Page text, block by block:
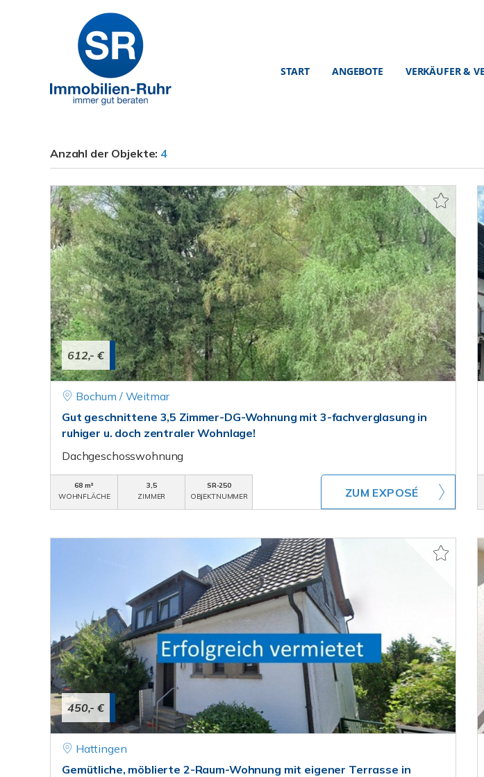
START ANGEBOTE VERKÄUFER &
Anzahl der Objekte: 4
612,- €
Bochum / Weitmar
Gut geschnittene 3,5 Zimmer-DG-Wohnung mit 3-fachverglasung in
ruhiger u. doch zentraler Wohnlage!
Dachgeschosswohnung
68 m²
WOHNFLÄCHE
3,5
ZIMMER
SR-250
OBJEKTNUMMER
ZUM EXPOSÉ
450,- €
Hattingen
Gemütliche, möblierte 2-Raum-Wohnung mit eigener Terrasse in